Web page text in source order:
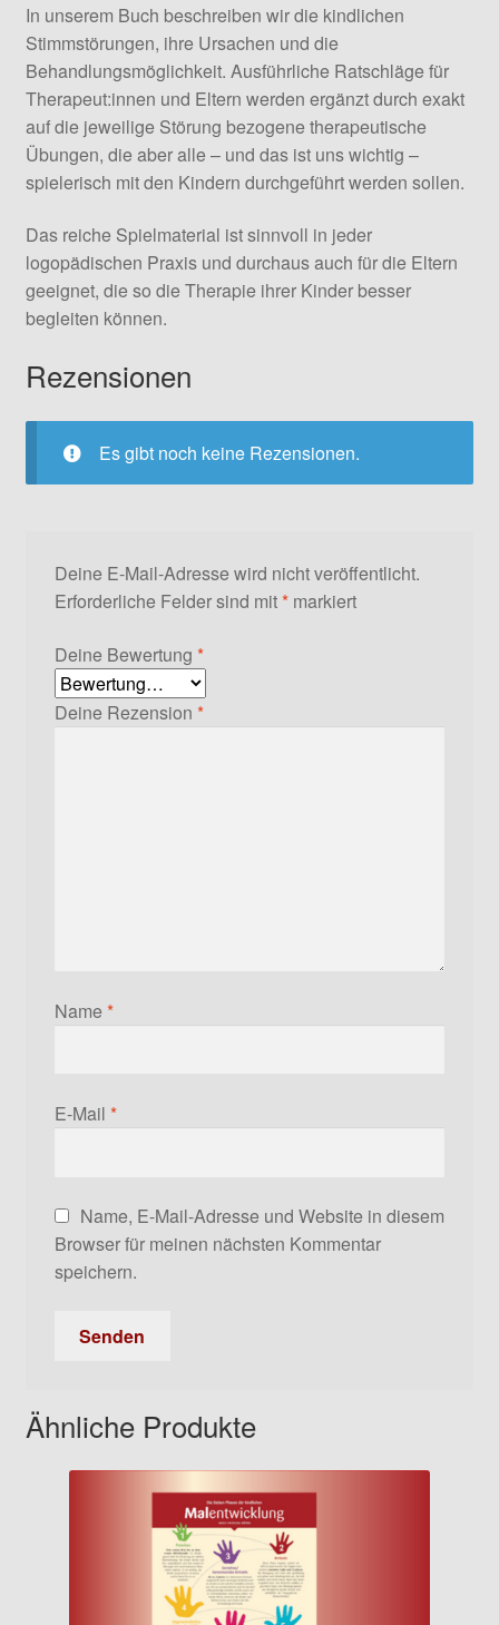
In unserem Buch beschreiben wir die kindlichen
Stimmstörungen, ihre Ursachen und die
Behandlungsmöglichkeit. Ausführliche Ratschläge für
Therapeut:innen und Eltern werden ergänzt durch exakt
auf die jeweilige Störung bezogene therapeutische
Übungen, die aber alle – und das ist uns wichtig –
spielerisch mit den Kindern durchgeführt werden sollen.
Das reiche Spielmaterial ist sinnvoll in jeder
logopädischen Praxis und durchaus auch für die Eltern
geeignet, die so die Therapie ihrer Kinder besser
begleiten können.
Rezensionen
Es gibt noch keine Rezensionen.
Deine E-Mail-Adresse wird nicht veröffentlicht.
Erforderliche Felder sind mit*markiert
Deine Bewertung *
Deine Rezension *
Name *
E-Mail *
Name, E-Mail-Adresse und Website in diesem
Browser für meinen nächsten Kommentar
speichern.
Ähnliche Produkte